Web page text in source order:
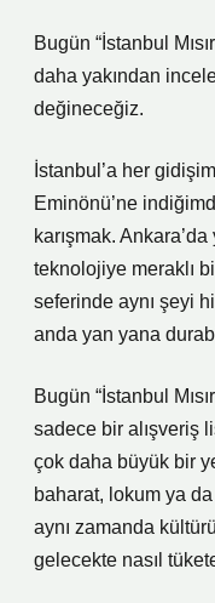
Bugün “İstanbul
daha yakından
değineceğiz.
İstanbul’a her
Eminönü’ne
karışmak.
teknolojiye meraklı
seferinde aynı şeyi
anda yan yana
Bugün “İstanbul
sadece bir alışveriş
çok daha büyük bir
baharat, lokum ya
aynı zamanda
gelecekte nasıl